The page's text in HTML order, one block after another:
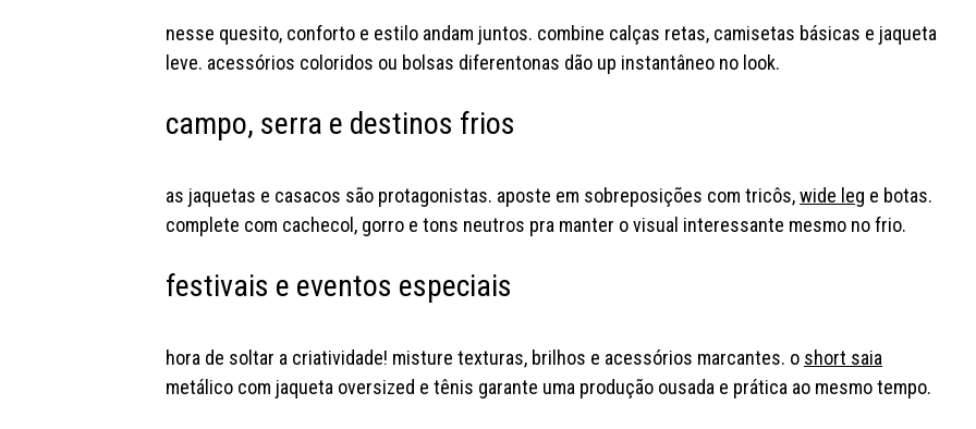
nesse quesito, conforto e estilo andam juntos. combine calças retas, camisetas básicas e jaqueta
leve. acessórios coloridos ou bolsas diferentonas dão up instantâneo no look.
campo, serra e destinos frios
as jaquetas e casacos são protagonistas. aposte em sobreposições com tricôs,wide leg e botas.
complete com cachecol, gorro e tons neutros pra manter o visual interessante mesmo no frio.
festivais e eventos especiais
hora de soltar a criatividade! misture texturas, brilhos e acessórios marcantes. o short saia
metálico com jaqueta oversized e tênis garante uma produção ousada e prática ao mesmo tempo.